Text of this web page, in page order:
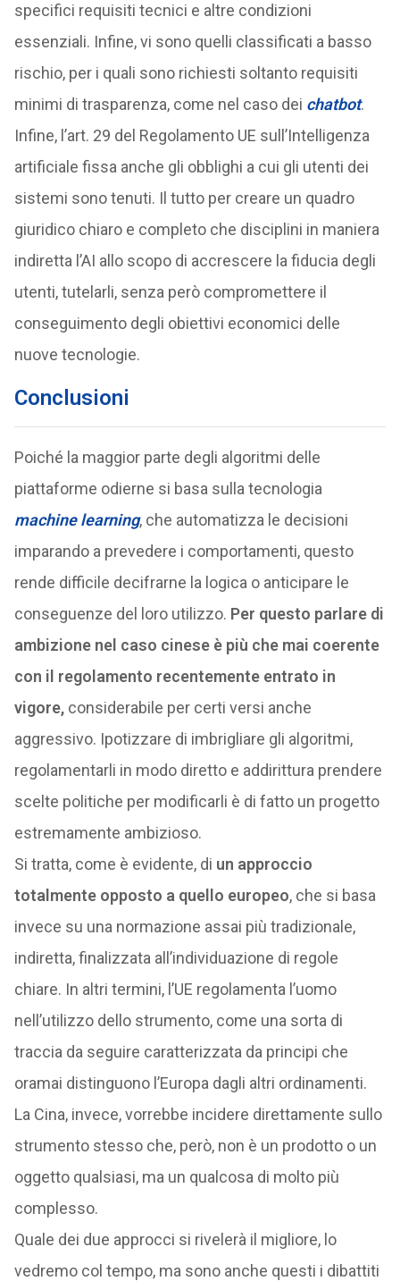
specifici requisiti tecnici e altre condizioni
essenziali. Infine, vi sono quelli classificati a basso
rischio, per i quali sono richiesti soltanto requisiti
minimi di trasparenza, come nel caso dei chatbot.
Infine, l’art. 29 del Regolamento UE sull’Intelligenza
artificiale fissa anche gli obblighi a cui gli utenti dei
sistemi sono tenuti. Il tutto per creare un quadro
giuridico chiaro e completo che disciplini in maniera
indiretta l’AI allo scopo di accrescere la fiducia degli
utenti, tutelarli, senza però compromettere il
conseguimento degli obiettivi economici delle
nuove tecnologie.
Conclusioni
Poiché la maggior parte degli algoritmi delle
piattaforme odierne si basa sulla tecnologia
machine learning, che automatizza le decisioni
imparando a prevedere i comportamenti, questo
rende difficile decifrarne la logica o anticipare le
conseguenze del loro utilizzo. Per questo parlare di
ambizione nel caso cinese è più che mai coerente
con il regolamento recentemente entrato in
vigore,considerabile per certi versi anche
aggressivo. Ipotizzare di imbrigliare gli algoritmi,
regolamentarli in modo diretto e addirittura prendere
scelte politiche per modificarli è di fatto un progetto
estremamente ambizioso.
Si tratta, come è evidente, di un approccio
totalmente opposto a quello europeo, che si basa
invece su una normazione assai più tradizionale,
indiretta, finalizzata all’individuazione di regole
chiare. In altri termini, l’UE regolamenta l’uomo
nell’utilizzo dello strumento, come una sorta di
traccia da seguire caratterizzata da principi che
oramai distinguono l’Europa dagli altri ordinamenti.
La Cina, invece, vorrebbe incidere direttamente sullo
strumento stesso che, però, non è un prodotto o un
oggetto qualsiasi, ma un qualcosa di molto più
complesso.
Quale dei due approcci si rivelerà il migliore, lo
vedremo col tempo, ma sono anche questi i dibattiti